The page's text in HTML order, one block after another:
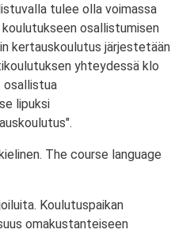
tulee olla voimassa
osallistumisen
kertauskoulutus järjestetään
yhteydessä klo
osallistua
lipuksi
The course language
Koulutuspaikan
omakustanteiseen